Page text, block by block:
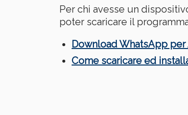
Per chi avesse un
poter scaricare il
Download WhatsApp
Come scaricare ed